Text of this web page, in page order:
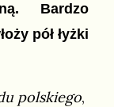
Bardzo
pół łyżki
polskiego,